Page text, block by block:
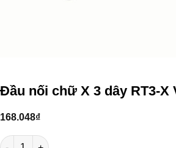
Đầu nối chữ X 3 dây RT3-X
168.048₫
Đầu nối chữ X 3 dây RT3-X Vinaled số